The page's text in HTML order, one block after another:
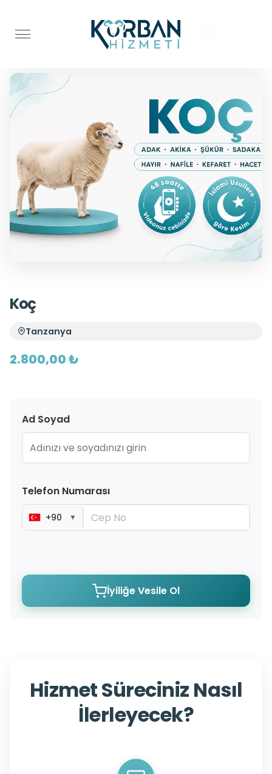
Şifa Kurbanı
Koç
Tanzanya
2.800,00 ₺
Ad Soyad
Telefon Numarası
+90 ▼
İyiliğe Vesile Ol
Hizmet Süreciniz Nasıl
İlerleyecek?